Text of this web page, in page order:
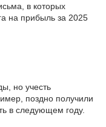
в которых
на прибыль за 2025
но учесть
поздно получили
в следующем году.